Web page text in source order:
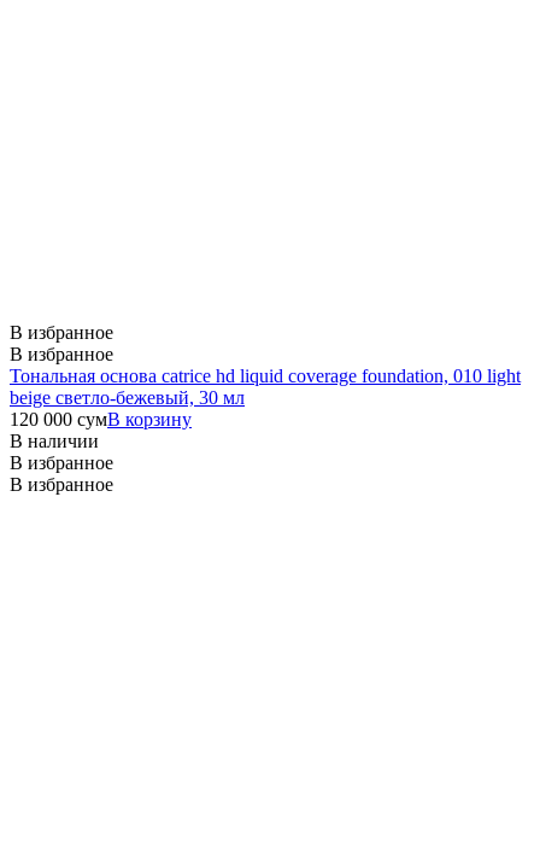
В избранное
В избранное
Тональная основа catrice hd liquid coverage foundation, 010 light
beige светло-бежевый, 30 мл
120 000 сумВ корзину
В наличии
В избранное
В избранное